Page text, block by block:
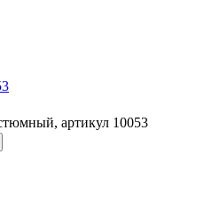
артикул 10053